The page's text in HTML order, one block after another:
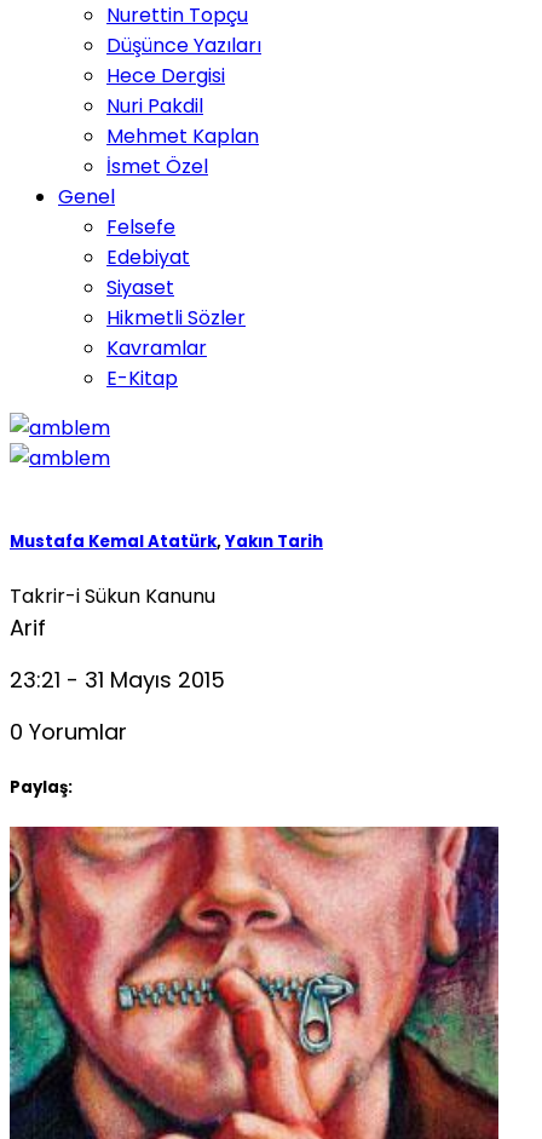
Nurettin Topçu
Düşünce Yazıları
Hece Dergisi
Nuri Pakdil
Mehmet Kaplan
İsmet Özel
Genel
Felsefe
Edebiyat
Siyaset
Hikmetli Sözler
Kavramlar
E-Kitap
Mustafa Kemal Atatürk,Yakın Tarih
Takrir-i Sükun Kanunu
Arif
23:21 - 31 Mayıs 2015
0 Yorumlar
Paylaş: